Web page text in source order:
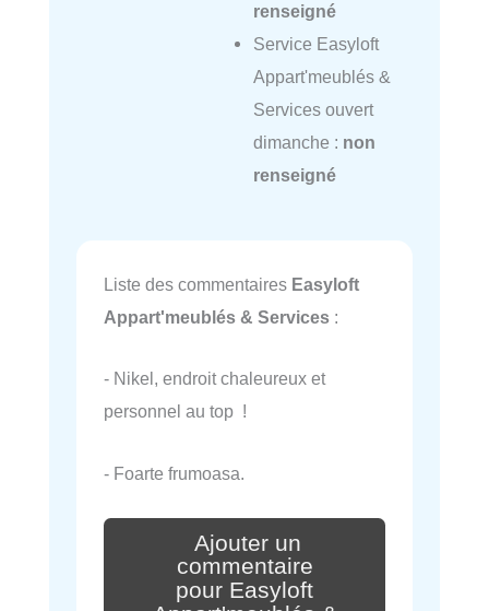
renseigné
Service Easyloft
Appart'meublés &
Services ouvert
dimanche : non
renseigné
Liste des commentaires Easyloft
Appart'meublés & Services :
- Nikel, endroit chaleureux et
personnel au top !
- Foarte frumoasa.
Ajouter un
commentaire
pour Easyloft